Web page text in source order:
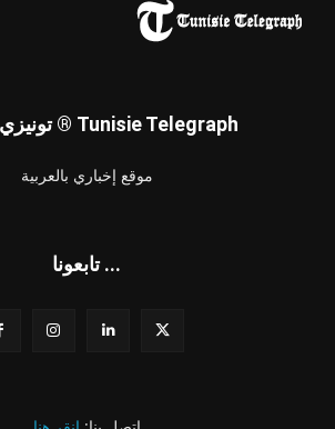
تونيزي تلغراف ® Tunisie Telegraph
موقع إخباري بالعربية
تابعونا ...